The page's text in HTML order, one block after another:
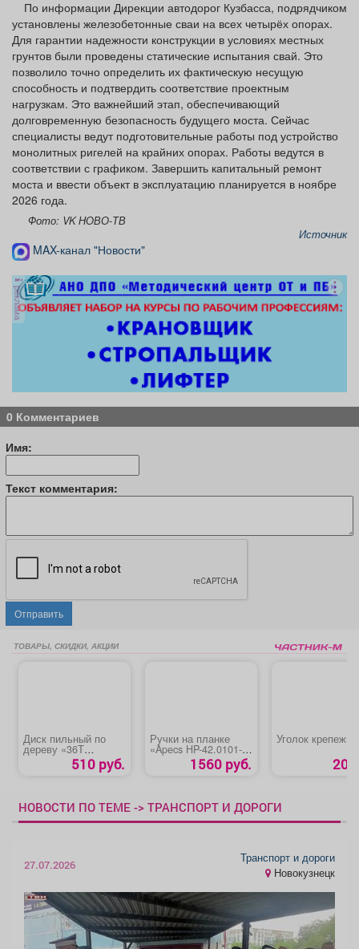
Афиша Обучение Проекты
Поздравления Погода
ТВ программа Я - пенсионер
По информации Дирекции автодорог Кузбасса, подрядчиком
установлены железобетонные сваи на всех четырёх опорах.
Для гарантии надежности конструкции в условиях местных
грунтов были проведены статические испытания свай. Это
позволило точно определить их фактическую несущую
способность и подтвердить соответствие проектным
нагрузкам. Это важнейший этап, обеспечивающий
долговременную безопасность будущего моста. Сейчас
специалисты ведут подготовительные работы под устройство
монолитных ригелей на крайних опорах. Работы ведутся в
соответствии с графиком. Завершить капитальный ремонт
моста и ввести объект в эксплуатацию планируется в ноябре
2026 года.
Фото: VK НОВО-ТВ
Источник
MAX-канал "Новости"
реклама
0 Комментариев
Имя:
Текст комментария:
Отправить
ТОВАРЫ, СКИДКИ, АКЦИИ
Диск пильный по
дереву «36Т
STAYER» 510 руб.
Ручки на планке
«Apecs HP-42.0101-S-
C-G-L»(Р-001GL)
1560 руб.
Уголок
20
НОВОСТИ ПО ТЕМЕ -> ТРАНСПОРТ И ДОРОГИ
27.07.2026
Транспорт и дороги
Новокузнецк